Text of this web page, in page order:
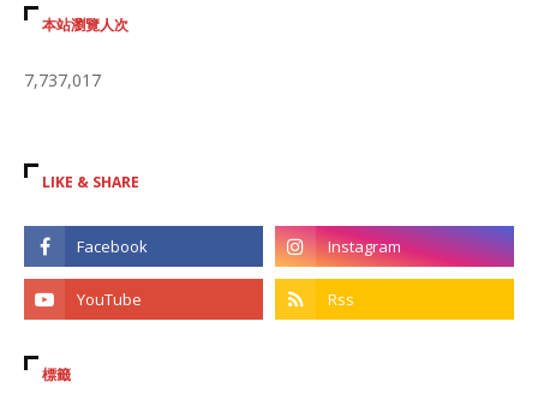
本站瀏覽人次
7,737,017
LIKE & SHARE
標籤